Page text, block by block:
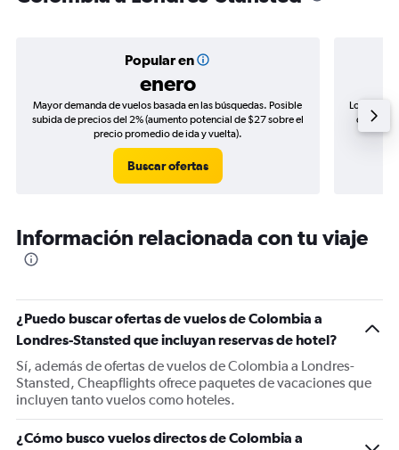
Popular en
enero
Mayor demanda de vuelos basada en las búsquedas. Posible
subida de precios del 2% (aumento potencial de $27 sobre el
precio promedio de ida y vuelta).
Buscar ofertas
Los
de
Información relacionada con tu viaje
¿Puedo buscar ofertas de vuelos de Colombia a
Londres-Stansted que incluyan reservas de hotel?
Sí, además de ofertas de vuelos de Colombia a Londres-
Stansted, Cheapflights ofrece paquetes de vacaciones que
incluyen tanto vuelos como hoteles.
¿Cómo busco vuelos directos de Colombia a